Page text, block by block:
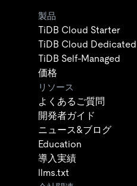
製品
TiDB Cloud Starter
TiDB Cloud Dedicated
TiDB Self-Managed
価格
リソース
よくあるご質問
開発者ガイド
ニュース&ブログ
Education
導入実績
llms.txt